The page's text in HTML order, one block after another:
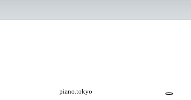
piano.tokyo